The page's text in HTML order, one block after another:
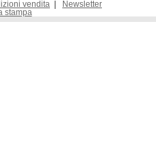
vendita
Newsletter
stampa